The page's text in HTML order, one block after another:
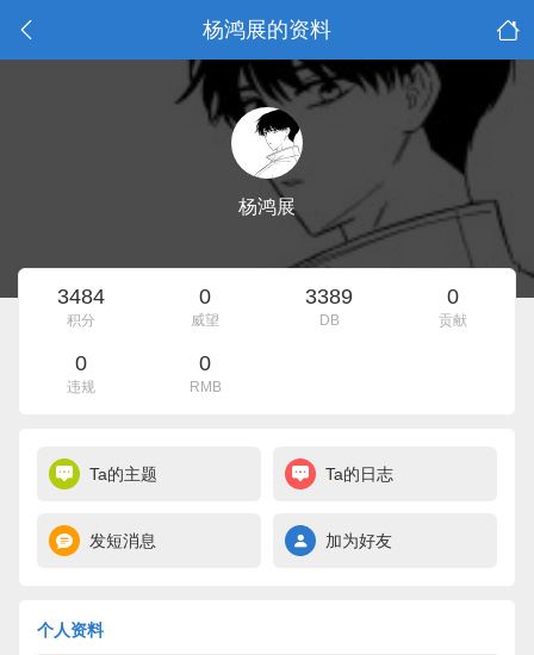
杨鸿展的资料
杨鸿展
3484
积分
0
威望
3389
DB
0
贡献
0
违规
0
RMB
Ta的主题 Ta的日志
发短消息 加为好友
个人资料